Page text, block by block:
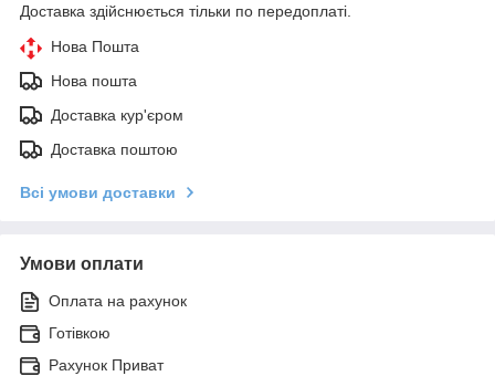
Доставка здійснюється тільки по передоплаті.
Нова Пошта
Нова пошта
Доставка кур'єром
Доставка поштою
Всі умови доставки
Умови оплати
Оплата на рахунок
Готівкою
Рахунок Приват